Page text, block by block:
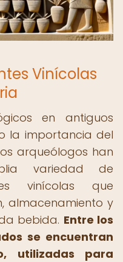
Vinícolas
en antiguos
la importancia del
arqueólogos han
variedad de
vinícolas que
almacenamiento y
bebida. Entre los
se encuentran
utilizadas para